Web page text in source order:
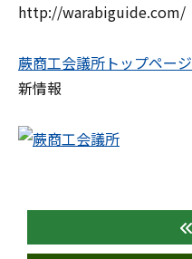
http://warabiguide.com/
蕨商工会議所トップページ
新情報